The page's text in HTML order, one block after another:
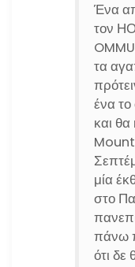
Ένα
τον
τα
ένα
και
μία
στο
πάνω
ότι